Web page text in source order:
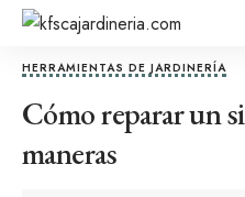
HERRAMIENTAS DE JARDINERÍA
Cómo reparar un
maneras